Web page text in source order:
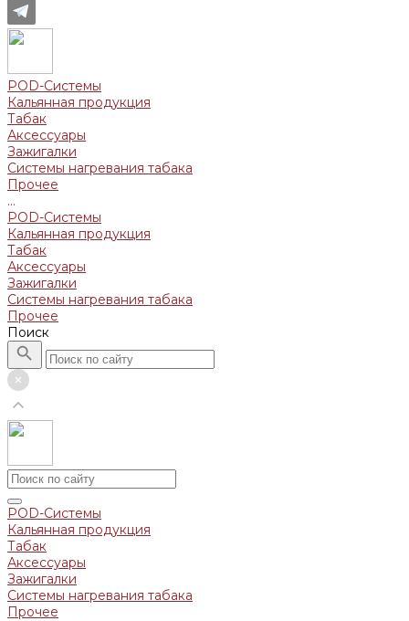
POD-Системы
Кальянная продукция
Табак
Аксессуары
Зажигалки
Системы нагревания табака
Прочее
...
POD-Системы
Кальянная продукция
Табак
Аксессуары
Зажигалки
Системы нагревания табака
Прочее
Поиск
POD-Системы
Кальянная продукция
Табак
Аксессуары
Зажигалки
Системы нагревания табака
Прочее